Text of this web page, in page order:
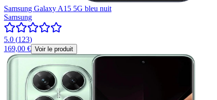
Samsung Galaxy A15 5G bleu nuit
Samsung
5.0 (123)
169,00 € Voir le produit